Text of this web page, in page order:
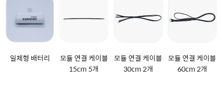
일체형 배터리
모듈 연결 케이블
15cm 5개
모듈 연결 케이블
30cm 2개
모듈 연결 케이블
60cm 2개